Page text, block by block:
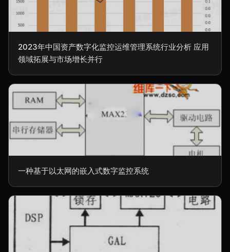
2023年中国资产数字化监控运维管理系统行业分析 应用
领域拓展与市场增长并行
一种基于以太网的嵌入式数字监控系统